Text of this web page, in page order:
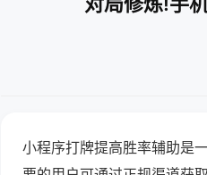
小程序打牌提高胜率辅助是